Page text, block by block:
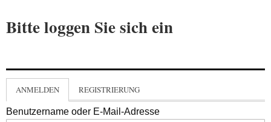
Bitte loggen Sie sich ein
ANMELDEN REGISTRIERUNG
Benutzername oder E-Mail-Adresse